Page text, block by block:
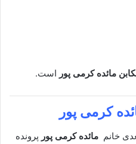
مائده کرمی پور است.
کرمی پور
خانم مائده کرمی پور پرونده